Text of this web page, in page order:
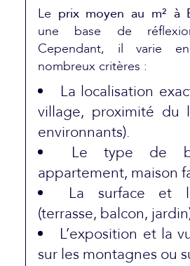
Le prix moyen au m² à
une base de
Cependant, il varie
nombreux critères :
La localisation
village, proximité du
environnants).
Le type de
appartement, maison
La surface et
(terrasse, balcon,
L’exposition et la
sur les montagnes ou